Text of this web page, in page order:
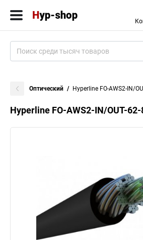
Оптический Hyperline FO-AWS2-IN/
Hyperline FO-AWS2-IN/OUT-